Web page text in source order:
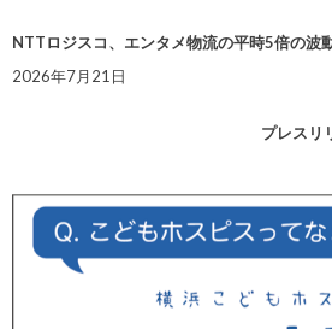
NTTロジスコ、エンタメ物流の平時5倍の
2026年7月21日
プレスリ